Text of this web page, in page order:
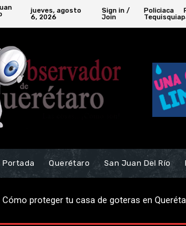
jueves, agosto
6, 2026
Sign in /
Join
Policiaca
Portada Querétaro San Juan Del Río
Cómo proteger tu casa de goteras en